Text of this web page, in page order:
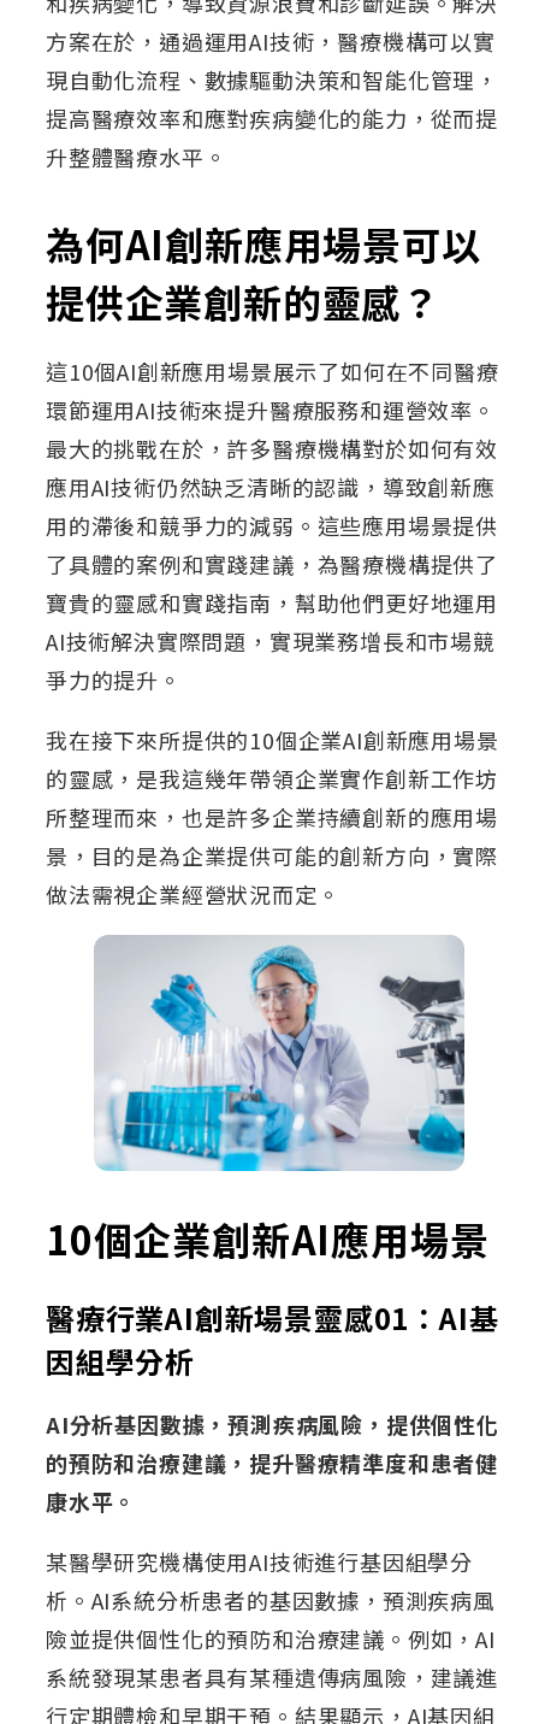
方案在於，通過運用AI技術，醫療機構可以實
現自動化流程、數據驅動決策和智能化管理，
提高醫療效率和應對疾病變化的能力，從而提
升整體醫療水平。
為何AI創新應用場景可以
提供企業創新的靈感？
這10個AI創新應用場景展示了如何在不同醫療
環節運用AI技術來提升醫療服務和運營效率。
最大的挑戰在於，許多醫療機構對於如何有效
應用AI技術仍然缺乏清晰的認識，導致創新應
用的滯後和競爭力的減弱。這些應用場景提供
了具體的案例和實踐建議，為醫療機構提供了
寶貴的靈感和實踐指南，幫助他們更好地運用
AI技術解決實際問題，實現業務增長和市場競
爭力的提升。
我在接下來所提供的10個企業AI創新應用場景
的靈感，是我這幾年帶領企業實作創新工作坊
所整理而來，也是許多企業持續創新的應用場
景，目的是為企業提供可能的創新方向，實際
做法需視企業經營狀況而定。
10個企業創新AI應用場景
醫療行業AI創新場景靈感01：AI基
因組學分析
AI分析基因數據，預測疾病風險，提供個性化
的預防和治療建議，提升醫療精準度和患者健
康水平。
某醫學研究機構使用AI技術進行基因組學分
析。AI系統分析患者的基因數據，預測疾病風
險並提供個性化的預防和治療建議。例如，AI
系統發現某患者具有某種遺傳病風險，建議進
行定期體檢和早期干預。結果顯示，AI基因組